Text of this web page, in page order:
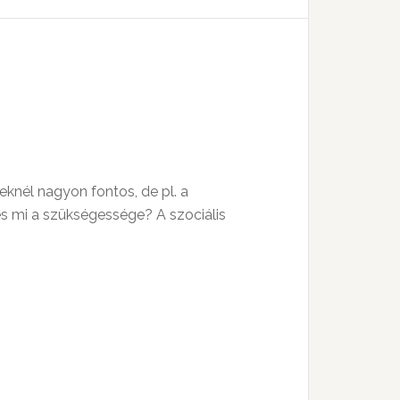
nagyon fontos, de pl. a
mi a szükségessége? A szociális